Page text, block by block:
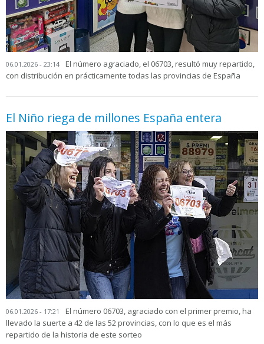
06.01.2026 - 23:14
El número agraciado, el 06703, resultó muy repartido,
con distribución en prácticamente todas las provincias de España
El Niño riega de millones España entera
06.01.2026 - 17:21
El número 06703, agraciado con el primer premio, ha
llevado la suerte a 42 de las 52 provincias, con lo que es el más
repartido de la historia de este sorteo